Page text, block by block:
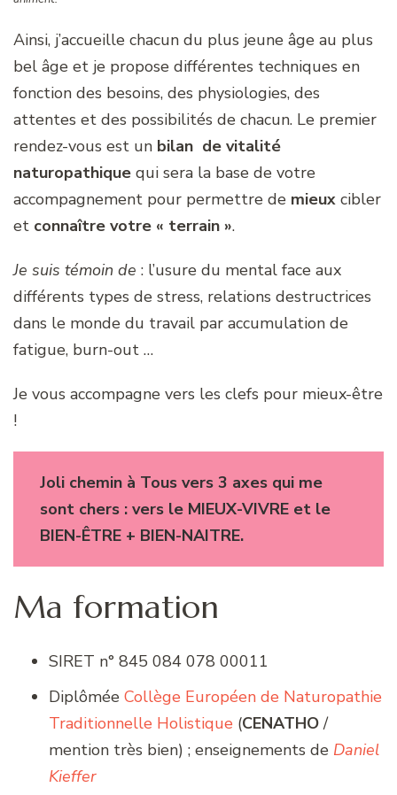
Ainsi, j’accueille chacun du plus jeune âge au plus
bel âge et je propose différentes techniques en
fonction des besoins, des physiologies, des
attentes et des possibilités de chacun. Le premier
rendez-vous est un bilan de vitalité
naturopathique qui sera la base de votre
accompagnement pour permettre de mieux cibler
et connaître votre « terrain ».
Je suis témoin de : l’usure du mental face aux
différents types de stress, relations destructrices
dans le monde du travail par accumulation de
fatigue, burn-out …
Je vous accompagne vers les clefs pour mieux-être
!
Joli chemin à Tous vers 3 axes qui me
sont chers : vers le MIEUX-VIVRE et le
BIEN-ÊTRE + BIEN-NAITRE.
Ma formation
SIRET n° 845 084 078 00011
Diplômée Collège Européen de Naturopathie
Traditionnelle Holistique (CENATHO /
mention très bien) ; enseignements de Daniel
Kieffer